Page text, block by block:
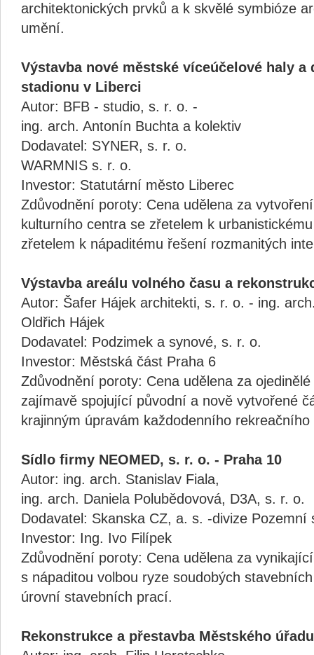
architektonických prvků a k skvělé symbióze
umění.
Výstavba nové městské víceúčelové haly a
stadionu v Liberci
Autor: BFB - studio, s. r. o. -
ing. arch. Antonín Buchta a kolektiv
Dodavatel: SYNER, s. r. o.
WARMNIS s. r. o.
Investor: Statutární město Liberec
Zdůvodnění poroty: Cena udělena za
kulturního centra se zřetelem k
zřetelem k nápaditému řešení rozmanitých
Výstavba areálu volného času a
Autor: Šafer Hájek architekti, s. r. o. - ing.
Oldřich Hájek
Dodavatel: Podzimek a synové, s. r. o.
Investor: Městská část Praha 6
Zdůvodnění poroty: Cena udělena za
zajímavě spojující původní a nově vytvořené
krajinným úpravám každodenního
Sídlo firmy NEOMED, s. r. o. - Praha 10
Autor: ing. arch. Stanislav Fiala,
ing. arch. Daniela Polubědovová, D3A, s. r. o.
Dodavatel: Skanska CZ, a. s. -divize Pozemní
Investor: Ing. Ivo Filípek
Zdůvodnění poroty: Cena udělena za
s nápaditou volbou ryze soudobých
úrovní stavebních prací.
Rekonstrukce a přestavba Městského